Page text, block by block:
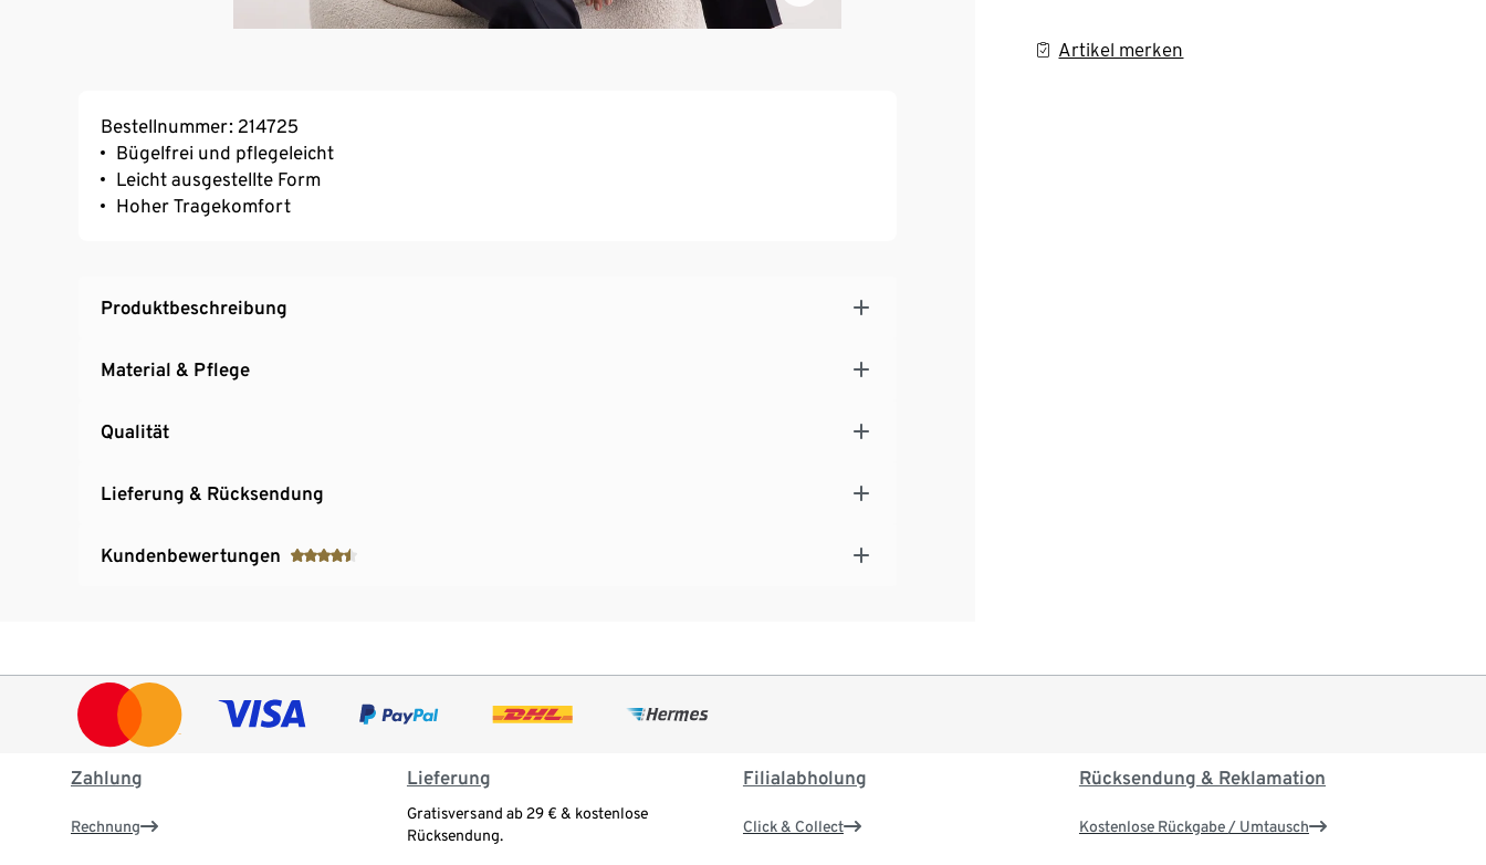
Artikel merken
Bestellnummer: 214725
Bügelfrei und pflegeleicht
Leicht ausgestellte Form
Hoher Tragekomfort
Produktbeschreibung
Material & Pflege
Qualität
Lieferung & Rücksendung
Kundenbewertungen
Zahlung
Rechnung
Lieferung
Gratisversand ab 29 € & kostenlose
Rücksendung.
Filialabholung
Click & Collect
Rücksendung & Reklamation
Kostenlose Rückgabe / Umtausch